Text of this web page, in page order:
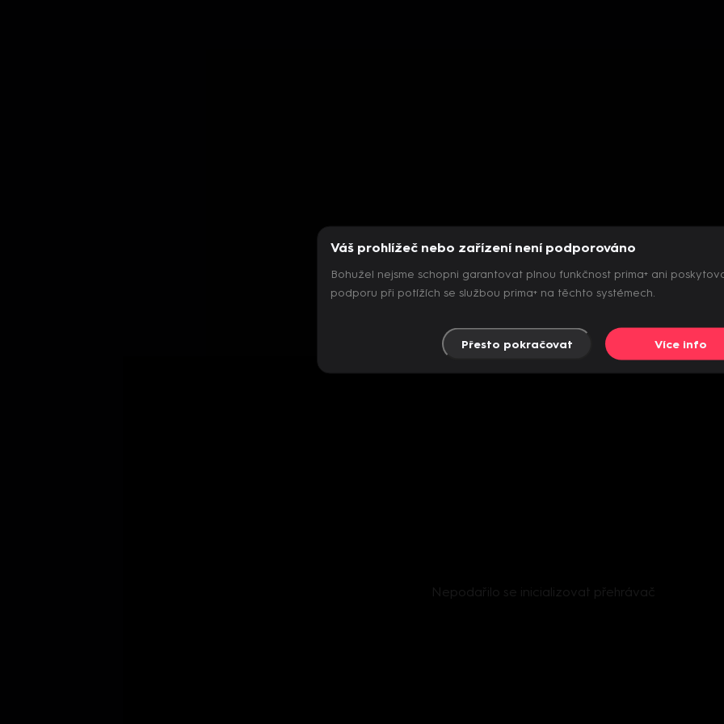
Nepodařilo se inicializovat přehrávač
Váš prohlížeč nebo zařízení není podporováno
Bohužel nejsme schopni garantovat plnou funkčnost prima+ ani
podporu při potížích se službou prima+ na těchto systémech.
Přesto pokračovat Více info